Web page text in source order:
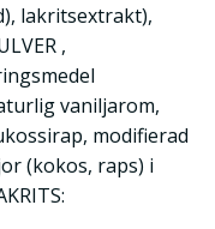
lakritsextrakt),
,
vaniljarom,
modifierad
(kokos, raps) i